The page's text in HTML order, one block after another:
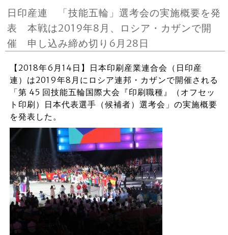
日印産連 「技能五輪」選考会の実施概要を発
表 本戦は2019年8月、ロシア・カザンで開
催 申し込み締め切り6月28日
【2018年6月14日】日本印刷産業連合会（日印産
連）は2019年8月にロシア連邦・カザンで開催される
「第 45 回技能五輪国際大会『印刷職種』（オフセッ
ト印刷）日本代表選手（候補者）選考会」の実施概要
を発表した。